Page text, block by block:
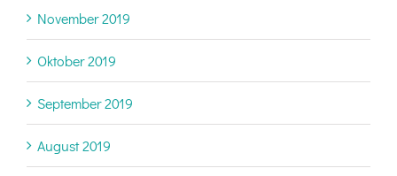
November 2019
Oktober 2019
September 2019
August 2019